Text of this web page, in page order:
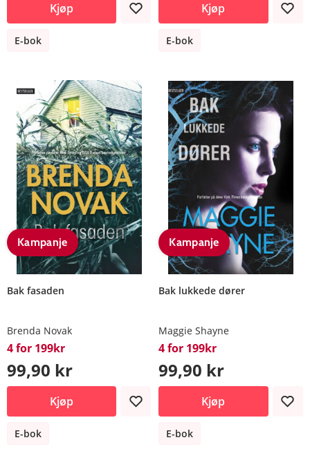
Kjøp
E-bok
Kjøp
E-bok
Kampanje
Bak fasaden
Brenda Novak
4 for 199kr
99,90 kr
Kjøp
E-bok
Kampanje
Bak lukkede dører
Maggie Shayne
4 for 199kr
99,90 kr
Kjøp
E-bok